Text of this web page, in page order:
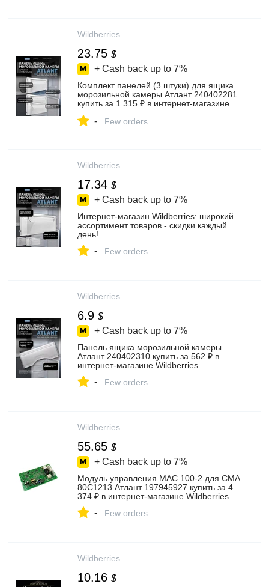
Wildberries
23.75 $
+ Cash back up to 7%
Комплект панелей (3 штуки) для ящика
морозильной камеры Атлант 240402281
купить за 1 315 ₽ в интернет‑магазине
- Few orders
Wildberries
17.34 $
+ Cash back up to 7%
Интернет‑магазин Wildberries: широкий
ассортимент товаров - скидки каждый
день!
- Few orders
Wildberries
6.9 $
+ Cash back up to 7%
Панель ящика морозильной камеры
Атлант 240402310 купить за 562 ₽ в
интернет‑магазине Wildberries
- Few orders
Wildberries
55.65 $
+ Cash back up to 7%
Модуль управления МАС 100-2 для СМА
80С1213 Атлант 197945927 купить за 4
374 ₽ в интернет‑магазине Wildberries
- Few orders
Wildberries
10.16 $